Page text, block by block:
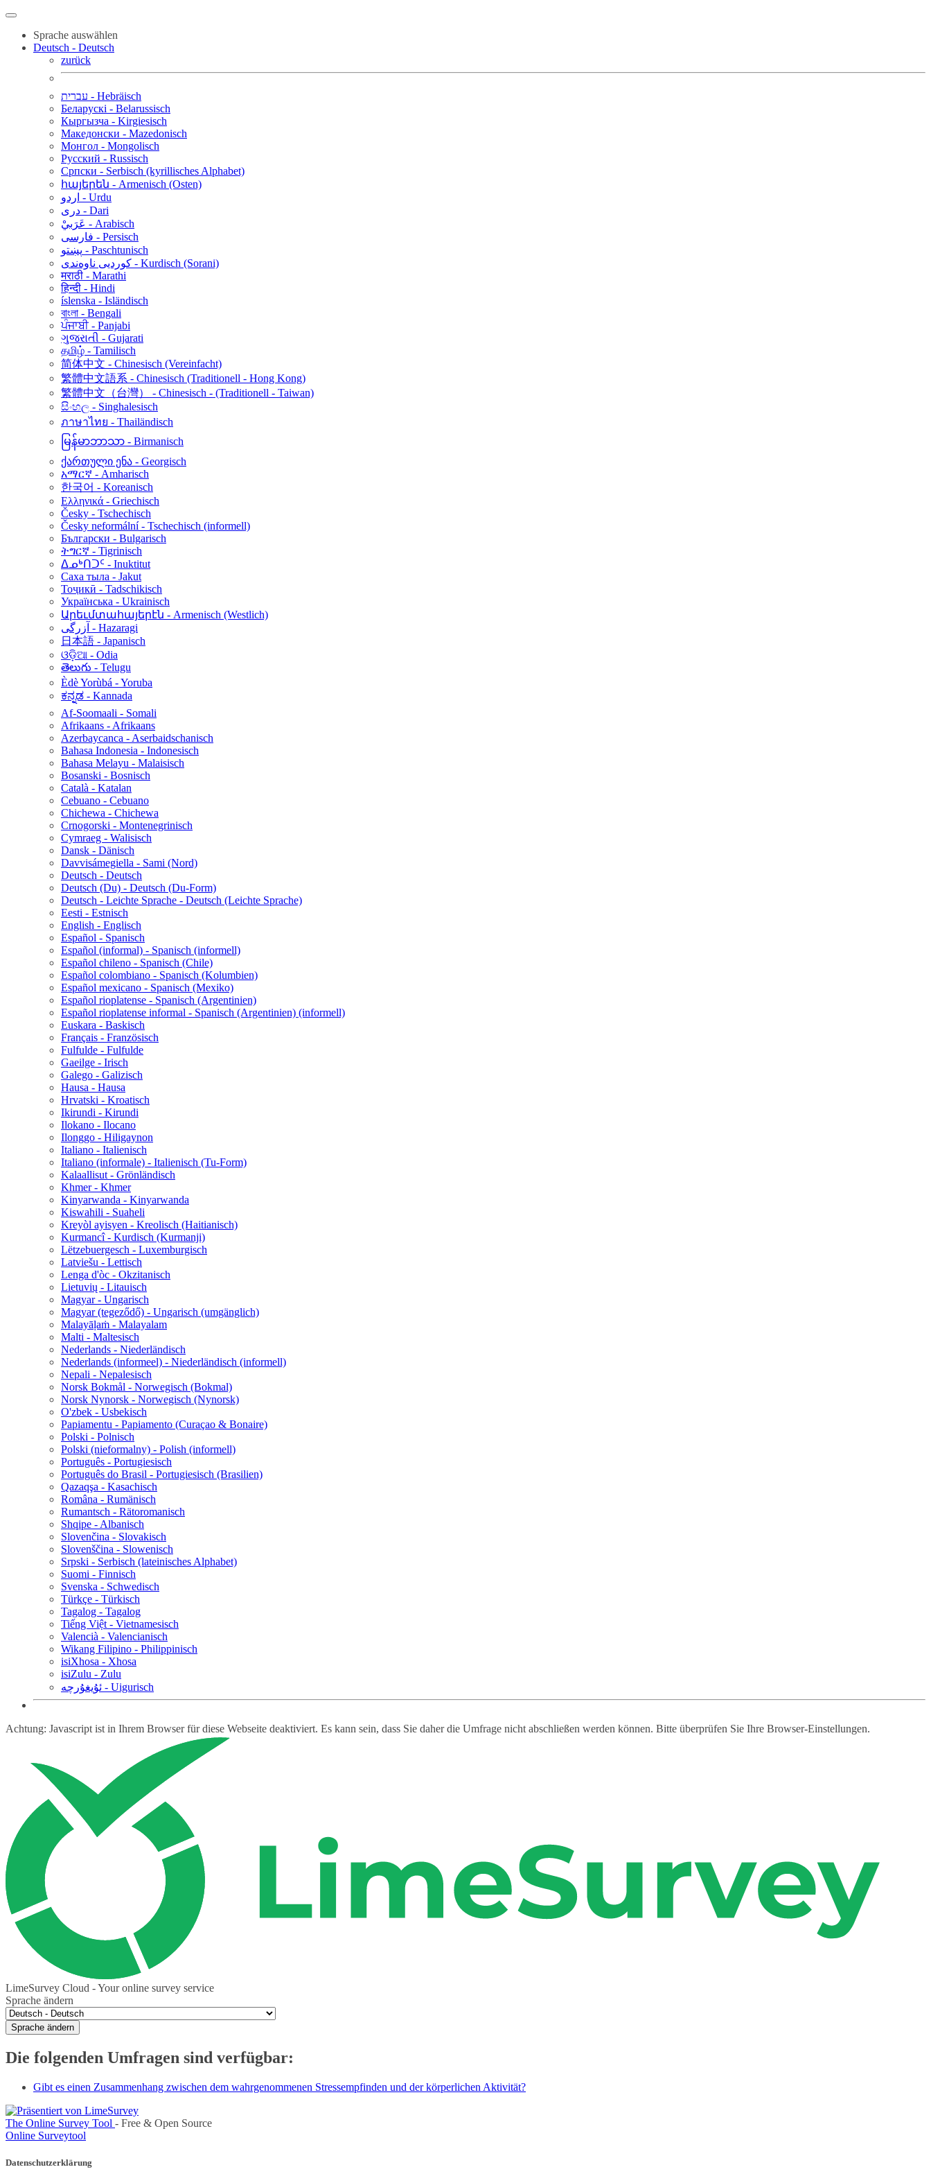
Sprache auswählen
Deutsch - Deutsch
zurück
עברית - Hebräisch
Беларускі - Belarussisch
Кыргызча - Kirgiesisch
Македонски - Mazedonisch
Монгол - Mongolisch
Русский - Russisch
Српски - Serbisch (kyrillisches Alphabet)
հայերեն - Armenisch (Osten)
اردو - Urdu
دری - Dari
عَرَبيْ - Arabisch
فارسی - Persisch
پښتو - Paschtunisch
کوردیی ناوەندی - Kurdisch (Sorani)
मराठी - Marathi
हिन्दी - Hindi
íslenska - Isländisch
বাংলা - Bengali
ਪੰਜਾਬੀ - Panjabi
ગુજરાતી - Gujarati
தமிழ் - Tamilisch
简体中文 - Chinesisch (Vereinfacht)
繁體中文語系 - Chinesisch (Traditionell - Hong Kong)
繁體中文（台灣） - Chinesisch - (Traditionell - Taiwan)
සිංහල - Singhalesisch
ภาษาไทย - Thailändisch
မြန်မာဘာသာ - Birmanisch
ქართული ენა - Georgisch
አማርኛ - Amharisch
한국어 - Koreanisch
Ελληνικά - Griechisch
Česky - Tschechisch
Česky neformální - Tschechisch (informell)
Български - Bulgarisch
ትግርኛ - Tigrinisch
ᐃᓄᒃᑎᑐᑦ - Inuktitut
Саха тыла - Jakut
Тоҷикӣ - Tadschikisch
Українська - Ukrainisch
Արեւմտահայերէն - Armenisch (Westlich)
آزرگی - Hazaragi
日本語 - Japanisch
ଓଡ଼ିଆ - Odia
తెలుగు - Telugu
Èdè Yorùbá - Yoruba
ಕನ್ನಡ - Kannada
Af-Soomaali - Somali
Afrikaans - Afrikaans
Azerbaycanca - Aserbaidschanisch
Bahasa Indonesia - Indonesisch
Bahasa Melayu - Malaisisch
Bosanski - Bosnisch
Català - Katalan
Cebuano - Cebuano
Chichewa - Chichewa
Crnogorski - Montenegrinisch
Cymraeg - Walisisch
Dansk - Dänisch
Davvisámegiella - Sami (Nord)
Deutsch - Deutsch
Deutsch (Du) - Deutsch (Du-Form)
Deutsch - Leichte Sprache - Deutsch (Leichte Sprache)
Eesti - Estnisch
English - Englisch
Español - Spanisch
Español (informal) - Spanisch (informell)
Español chileno - Spanisch (Chile)
Español colombiano - Spanisch (Kolumbien)
Español mexicano - Spanisch (Mexiko)
Español rioplatense - Spanisch (Argentinien)
Español rioplatense informal - Spanisch (Argentinien) (informell)
Euskara - Baskisch
Français - Französisch
Fulfulde - Fulfulde
Gaeilge - Irisch
Galego - Galizisch
Hausa - Hausa
Hrvatski - Kroatisch
Ikirundi - Kirundi
Ilokano - Ilocano
Ilonggo - Hiligaynon
Italiano - Italienisch
Italiano (informale) - Italienisch (Tu-Form)
Kalaallisut - Grönländisch
Khmer - Khmer
Kinyarwanda - Kinyarwanda
Kiswahili - Suaheli
Kreyòl ayisyen - Kreolisch (Haitianisch)
Kurmancî - Kurdisch (Kurmanji)
Lëtzebuergesch - Luxemburgisch
Latviešu - Lettisch
Lenga d'òc - Okzitanisch
Lietuvių - Litauisch
Magyar - Ungarisch
Magyar (tegeződő) - Ungarisch (umgänglich)
Malayāḷaṁ - Malayalam
Malti - Maltesisch
Nederlands - Niederländisch
Nederlands (informeel) - Niederländisch (informell)
Nepali - Nepalesisch
Norsk Bokmål - Norwegisch (Bokmal)
Norsk Nynorsk - Norwegisch (Nynorsk)
O'zbek - Usbekisch
Papiamentu - Papiamento (Curaçao & Bonaire)
Polski - Polnisch
Polski (nieformalny) - Polish (informell)
Português - Portugiesisch
Português do Brasil - Portugiesisch (Brasilien)
Qazaqşa - Kasachisch
Româna - Rumänisch
Rumantsch - Rätoromanisch
Shqipe - Albanisch
Slovenčina - Slovakisch
Slovenščina - Slowenisch
Srpski - Serbisch (lateinisches Alphabet)
Suomi - Finnisch
Svenska - Schwedisch
Türkçe - Türkisch
Tagalog - Tagalog
Tiếng Việt - Vietnamesisch
Valencià - Valencianisch
Wikang Filipino - Philippinisch
isiXhosa - Xhosa
isiZulu - Zulu
ئۇيغۇرچە - Uigurisch
Achtung: Javascript ist in Ihrem Browser für diese Webseite deaktiviert. Es kann sein, dass Sie daher die Umfrage nicht abschließen werden können. Bitte überprüfen Sie Ihre Browser-Einstellungen.
LimeSurvey Cloud - Your online survey service
Sprache ändern
Sprache ändern
Die folgenden Umfragen sind verfügbar:
Gibt es einen Zusammenhang zwischen dem wahrgenommenen Stressempfinden und der körperlichen Aktivität?
The Online Survey Tool - Free & Open Source
Online Surveytool
Datenschutzerklärung